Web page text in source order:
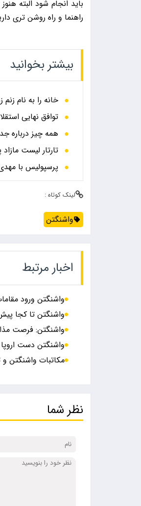
باید انجام شود البته
راهنما و راه روشن تری
بیشتر بخوانید
خانه را به نام
توافق نهایی
همه چیز درباره
تارتار لیست
پرسپولیس با
لینک کوتاه :
واشنگتن
اخبار مرتبط
واشنگتن ورود
واشنگتن تا کجا
واشنگتن: فرصت
واشنگتن دست اروپا
مکاتبات واشنگتن و
نظر شما